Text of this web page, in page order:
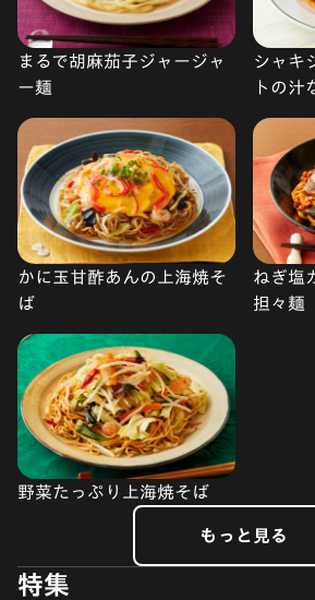
まるで胡麻茄子ジャージャ
ー麺
シャキ
トの汁
かに玉甘酢あんの上海焼そ
ば
ねぎ塩
担々麺
野菜たっぷり上海焼そば
もっと見る
特集